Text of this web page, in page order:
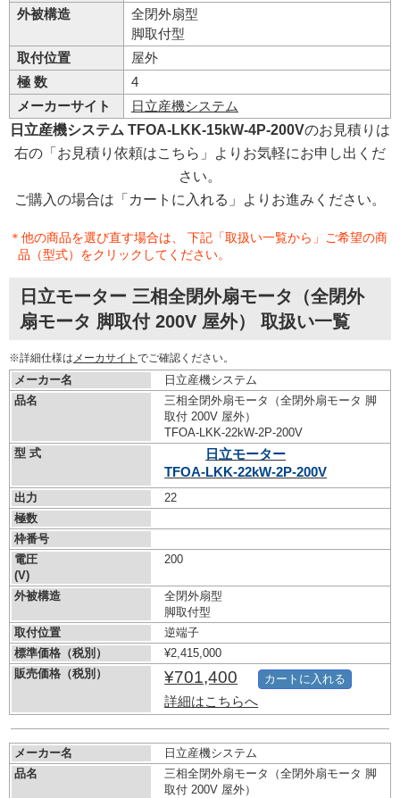
外被構造
全閉外扇型
脚取付型
取付位置
屋外
極 数
4
メーカーサイト
日立産機システム
日立産機システム TFOA-LKK-15kW-4P-200Vのお見積りは
右の「お見積り依頼はこちら」よりお気軽にお申し出くだ
さい。
ご購入の場合は「カートに入れる」よりお進みください。
＊他の商品を選び直す場合は、 下記「取扱い一覧から」ご希望の商
品（型式）をクリックしてください。
日立モーター 三相全閉外扇モータ（全閉外
扇モータ 脚取付 200V 屋外） 取扱い一覧
※詳細仕様は メーカサイト でご確認ください。
メーカー名
日立産機システム
品名
三相全閉外扇モータ（全閉外扇モータ 脚
取付 200V 屋外）
TFOA-LKK-22kW-2P-200V
型 式
日立モーター
TFOA-LKK-22kW-2P-200V
出力
22
極数
枠番号
電圧
(V)
200
外被構造
全閉外扇型
脚取付型
取付位置
逆端子
標準価格（税別）
¥2,415,000
販売価格（税別）
¥701,400
詳細はこちらへ
カートに入れる
メーカー名
日立産機システム
品名
三相全閉外扇モータ（全閉外扇モータ 脚
取付 200V 屋外）